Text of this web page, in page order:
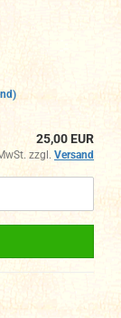
25,00 EUR
zzgl. Versand